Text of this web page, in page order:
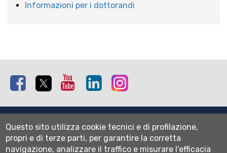
Informazioni per i dottorandi
Facebook Twitter Youtube Linkedin
Mappa del sito
Normativa cookie
Informativa privacy
Questo sito utilizza cookie tecnici e di profilazione,
propri e di terze parti, per garantire la corretta
navigazione, analizzare il traffico e misurare l'efficacia